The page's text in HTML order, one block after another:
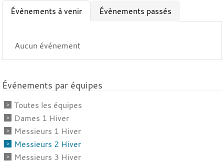
Évènements à venir Évènements passés
Aucun événement
Événements par équipes
Toutes les équipes
Dames 1 Hiver
Messieurs 1 Hiver
Messieurs 2 Hiver
Messieurs 3 Hiver